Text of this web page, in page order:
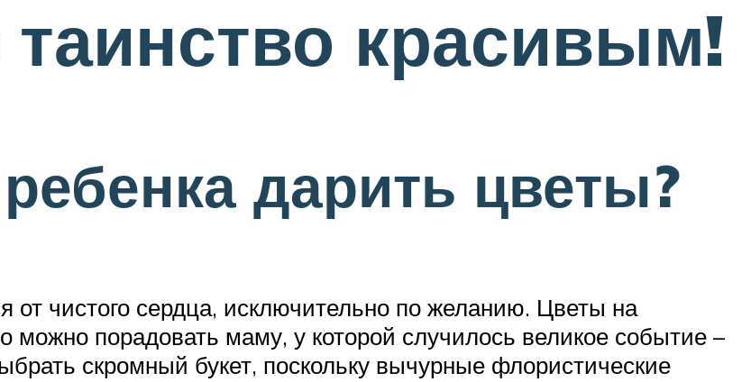
таинство красивым!
дарить цветы?
от чистого сердца, исключительно по желанию. Цветы на
можно порадовать маму, у которой случилось великое событие –
скромный букет, поскольку вычурные флористические